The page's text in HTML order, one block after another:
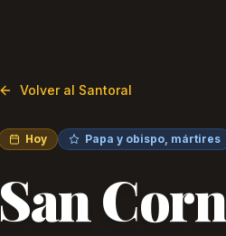
Volver al Santoral
Hoy Papa y obispo, mártires
San